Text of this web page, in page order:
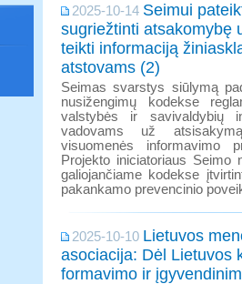
2025-10-14 Seimui
sugriežtinti atsakomybę
teikti informaciją
atstovams (2)
Seimas svarstys siūlymą
nusižengimų kodekse
valstybės ir savivaldybių
vadovams už
visuomenės informavimo
Projekto iniciatoriaus
galiojančiame kodekse
pakankamo prevencinio
2025-10-10 Lietuvos
asociacija: Dėl Lietuvos
formavimo ir